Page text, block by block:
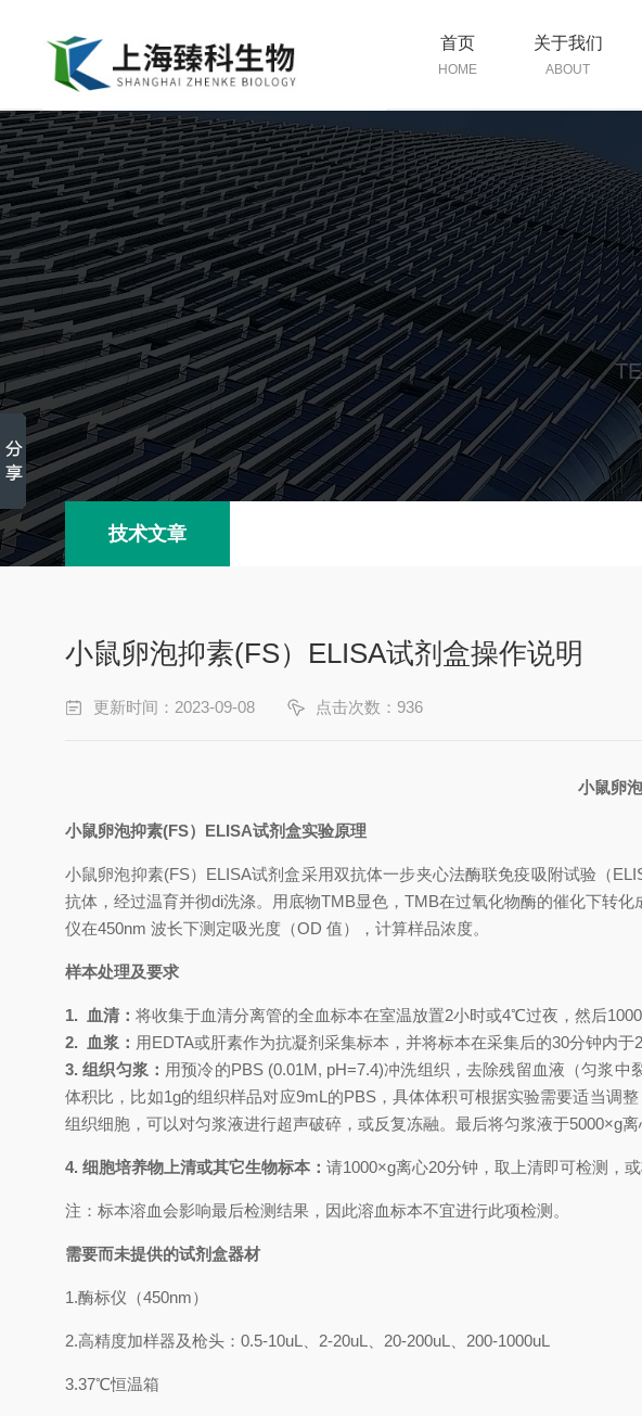
首页
HOME
关于我们
ABOUT
技术文章
小鼠卵泡抑素(FS）ELISA试剂盒操作说明
更新时间：2023-09-08 点击次数：936
小鼠卵
小鼠卵泡抑素(FS） ELISA试剂盒实验原理
小鼠卵泡抑素(FS） ELISA试剂盒采用双抗体一步夹心法酶联免疫吸附试验（
抗体，经过温育并彻di洗涤。用底物TMB显色，TMB在过氧化物酶的催化下转
仪在450nm 波长下测定吸光度（OD 值），计算样品浓度。
样本处理及要求
1. 血清： 将收集于血清分离管的全血标本在室温放置2小时或4℃过夜，然后
2.
血浆： 用EDTA或肝素作为抗凝剂采集标本，并将标本在采集后的30分钟内
3. 组织匀浆： 用预冷的PBS (0.01M, pH=7.4)冲洗组织，去除残留血液（匀浆
体积比，比如1g的组织样品对应9mL的PBS，具体体积可根据实验需要适当调
组织细胞，可以对匀浆液进行超声破碎，或反复冻融。最后将匀浆液于5000×g离
4. 细胞培养物上清或其它生物标本： 请1000×g离心20分钟，取上清即可检测，
注：标本溶血会影响最后检测结果，因此溶血标本不宜进行此项检测。
需要而未提供的试剂盒器材
1.酶标仪（450nm）
2.高精度加样器及枪头： 0.5-10uL 2-20uL 20-200uL 200-1000uL
3.37℃恒温箱